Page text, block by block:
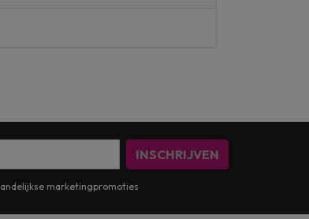
INSCHRIJVEN
marketingpromoties